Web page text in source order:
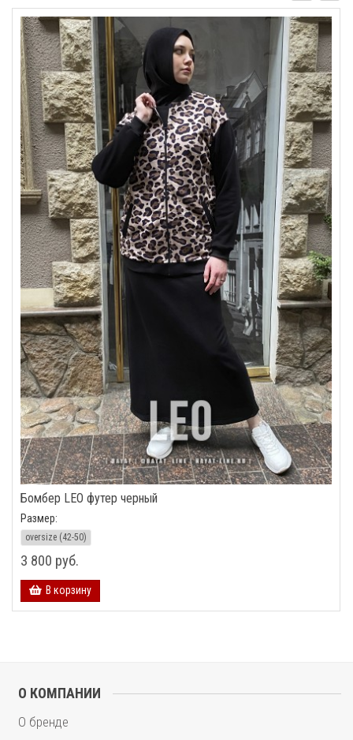
Бомбер LEO футер черный
Размер:
oversize (42-50)
3 800 руб.
В корзину
О КОМПАНИИ
О бренде